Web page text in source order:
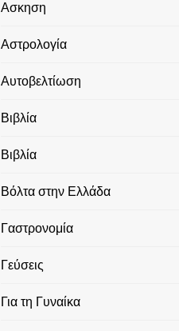
Ασκηση
Αστρολογία
Αυτοβελτίωση
Βιβλία
Βιβλία
Βόλτα στην Ελλάδα
Γαστρονομία
Γεύσεις
Για τη Γυναίκα